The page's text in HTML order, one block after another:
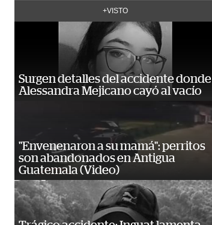
+VISTO
Surgen detalles del accidente donde
Alessandra Mejicano cayó al vacío
"Envenenaron a su mamá": perritos
son abandonados en Antigua
Guatemala (Video)